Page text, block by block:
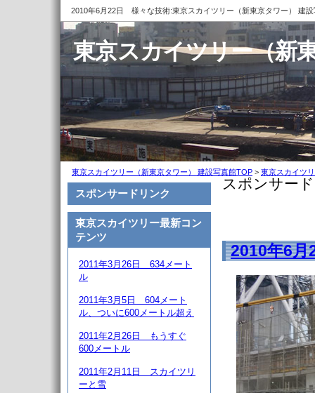
2010年6月22日 様々な技術:東京スカイツリー（新東京タワー） 建設
スポンサー
2010年6
スポンサードリンク
東京スカイツリー最新コン
テンツ
2011年3月26日 634メート
ル
2011年3月5日 604メート
ル、ついに600メートル超え
2011年2月26日 もうすぐ
600メートル
2011年2月11日 スカイツリ
ーと雪
東京スカイツリー（新
東京スカイツリー（新東京タワー） 建設写真館TOP > 東京スカイツ